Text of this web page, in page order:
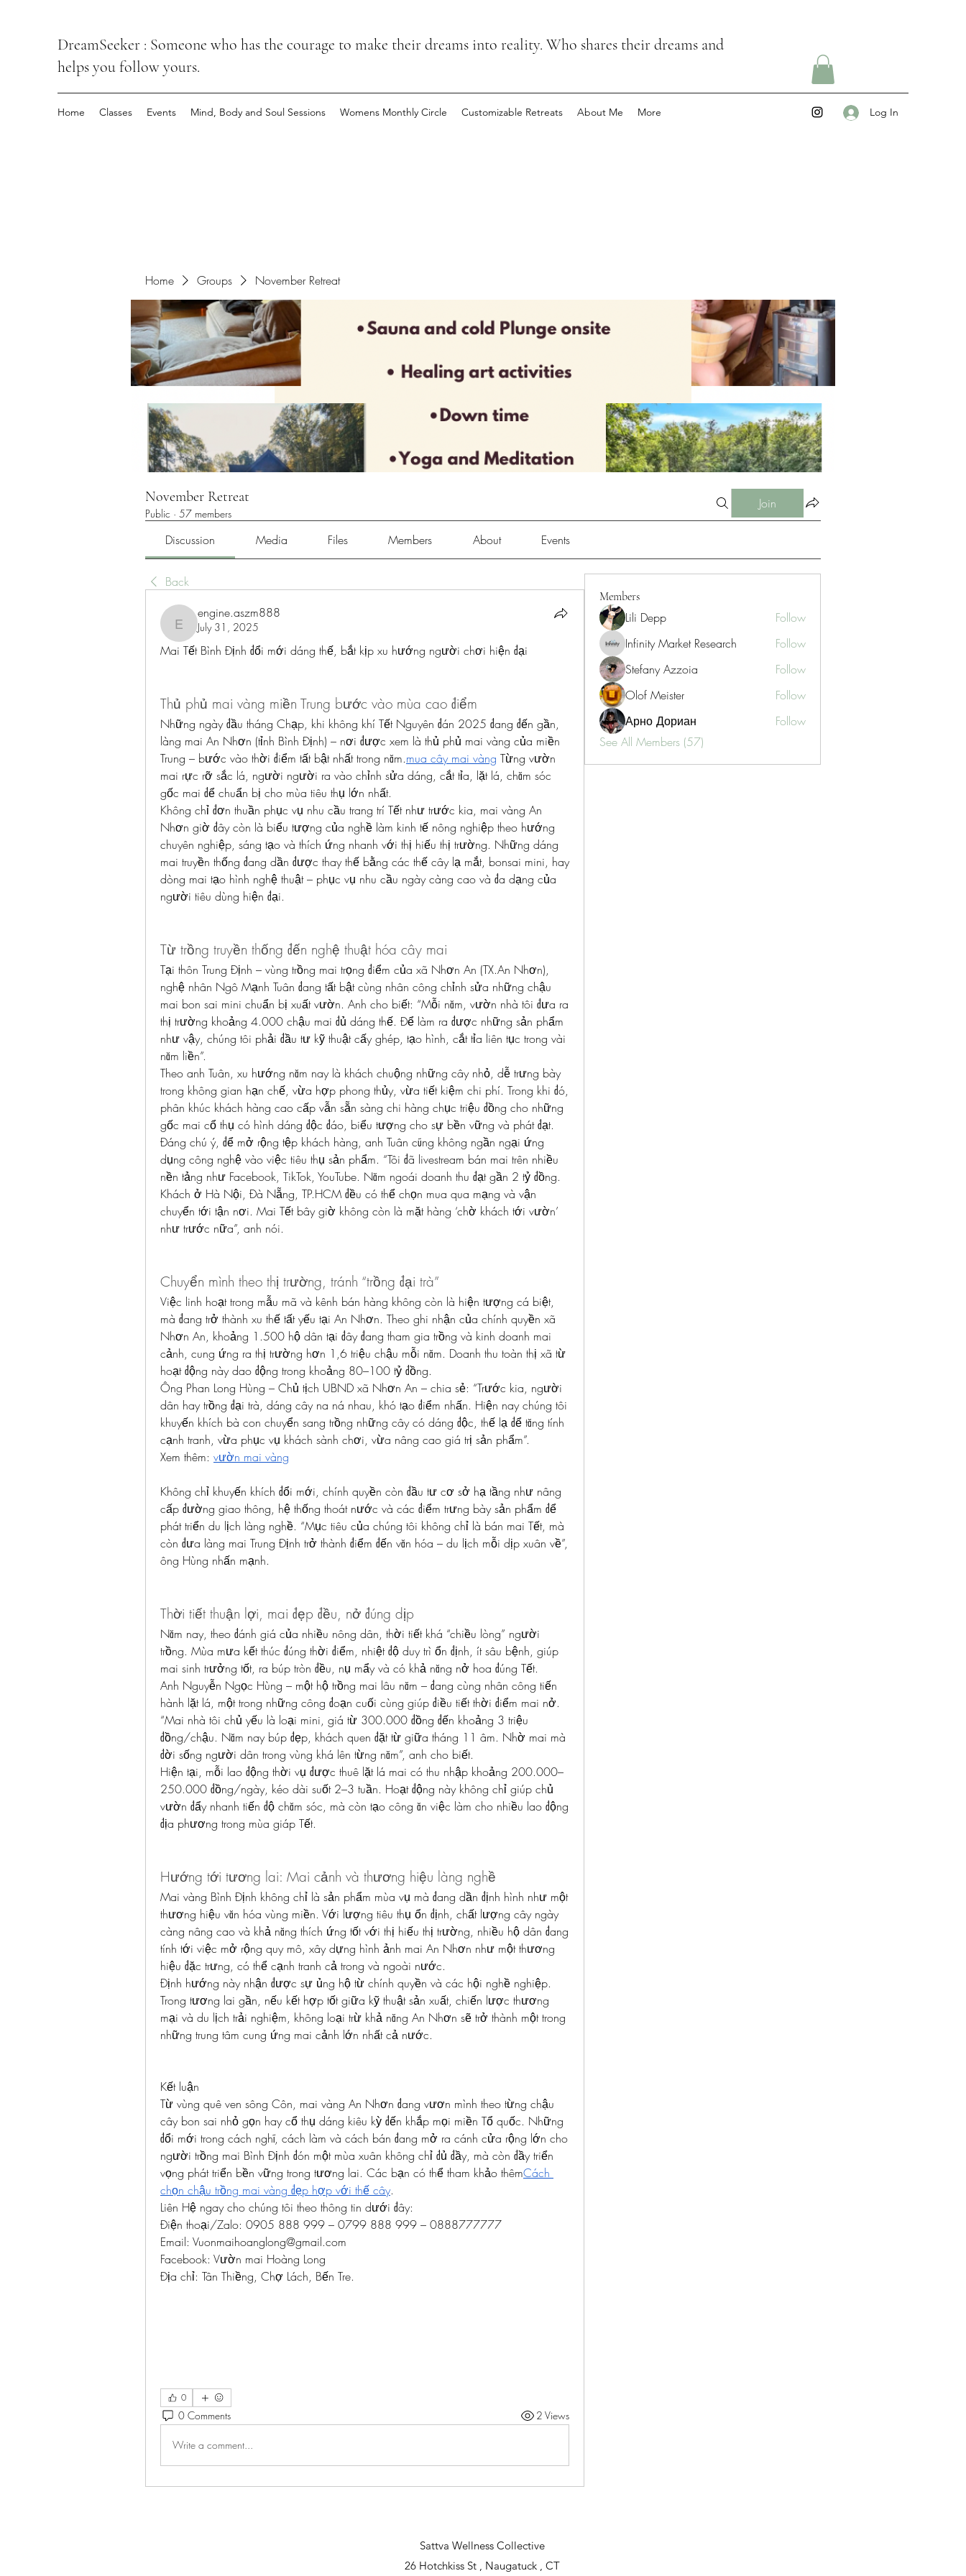
DreamSeeker : Someone who has the courage to make their dreams into reality. Who shares their dreams and
helps you follow yours.
Home Classes Events Mind, Body and Soul Sessions Womens Monthly Circle Customizable Retreats About Me More Log In
Home Groups November Retreat
November Retreat
Public · 57 members
Join
Discussion Media Files Members About Events
Back
engine.aszm888
engine.aszm888
July 31, 2025
Mai Tết Bình Định đổi mới dáng thế, bắt kịp xu hướng người chơi hiện đại
Thủ phủ mai vàng miền Trung bước vào mùa cao điểm
Những ngày đầu tháng Chạp, khi không khí Tết Nguyên đán 2025 đang đến gần,
làng mai An Nhơn (tỉnh Bình Định) – nơi được xem là thủ phủ mai vàng của miền
Trung – bước vào thời điểm tất bật nhất trong năm.mua cây mai vàng Từng vườn
mai rực rỡ sắc lá, người người ra vào chỉnh sửa dáng, cắt tỉa, lặt lá, chăm sóc
gốc mai để chuẩn bị cho mùa tiêu thụ lớn nhất.
Không chỉ đơn thuần phục vụ nhu cầu trang trí Tết như trước kia, mai vàng An
Nhơn giờ đây còn là biểu tượng của nghề làm kinh tế nông nghiệp theo hướng
chuyên nghiệp, sáng tạo và thích ứng nhanh với thị hiếu thị trường. Những dáng
mai truyền thống đang dần được thay thế bằng các thế cây lạ mắt, bonsai mini, hay
dòng mai tạo hình nghệ thuật – phục vụ nhu cầu ngày càng cao và đa dạng của
người tiêu dùng hiện đại.
Từ trồng truyền thống đến nghệ thuật hóa cây mai
Tại thôn Trung Định – vùng trồng mai trọng điểm của xã Nhơn An (TX.An Nhơn),
nghệ nhân Ngô Mạnh Tuân đang tất bật cùng nhân công chỉnh sửa những chậu
mai bon sai mini chuẩn bị xuất vườn. Anh cho biết: “Mỗi năm, vườn nhà tôi đưa ra
thị trường khoảng 4.000 chậu mai đủ dáng thế. Để làm ra được những sản phẩm
như vậy, chúng tôi phải đầu tư kỹ thuật cấy ghép, tạo hình, cắt tỉa liên tục trong vài
năm liền”.
Theo anh Tuân, xu hướng năm nay là khách chuộng những cây nhỏ, dễ trưng bày
trong không gian hạn chế, vừa hợp phong thủy, vừa tiết kiệm chi phí. Trong khi đó,
phân khúc khách hàng cao cấp vẫn sẵn sàng chi hàng chục triệu đồng cho những
gốc mai cổ thụ có hình dáng độc đáo, biểu tượng cho sự bền vững và phát đạt.
Đáng chú ý, để mở rộng tệp khách hàng, anh Tuân cũng không ngần ngại ứng
dụng công nghệ vào việc tiêu thụ sản phẩm. “Tôi đã livestream bán mai trên nhiều
nền tảng như Facebook, TikTok, YouTube. Năm ngoái doanh thu đạt gần 2 tỷ đồng.
Khách ở Hà Nội, Đà Nẵng, TP.HCM đều có thể chọn mua qua mạng và vận
chuyển tới tận nơi. Mai Tết bây giờ không còn là mặt hàng ‘chờ khách tới vườn’
như trước nữa”, anh nói.
Chuyển mình theo thị trường, tránh “trồng đại trà”
Việc linh hoạt trong mẫu mã và kênh bán hàng không còn là hiện tượng cá biệt,
mà đang trở thành xu thế tất yếu tại An Nhơn. Theo ghi nhận của chính quyền xã
Nhơn An, khoảng 1.500 hộ dân tại đây đang tham gia trồng và kinh doanh mai
cảnh, cung ứng ra thị trường hơn 1,6 triệu chậu mỗi năm. Doanh thu toàn thị xã từ
hoạt động này dao động trong khoảng 80–100 tỷ đồng.
Ông Phan Long Hùng – Chủ tịch UBND xã Nhơn An – chia sẻ: “Trước kia, người
dân hay trồng đại trà, dáng cây na ná nhau, khó tạo điểm nhấn. Hiện nay chúng tôi
khuyến khích bà con chuyển sang trồng những cây có dáng độc, thế lạ để tăng tính
cạnh tranh, vừa phục vụ khách sành chơi, vừa nâng cao giá trị sản phẩm”.
Xem thêm: vườn mai vàng
Không chỉ khuyến khích đổi mới, chính quyền còn đầu tư cơ sở hạ tầng như nâng
cấp đường giao thông, hệ thống thoát nước và các điểm trưng bày sản phẩm để
phát triển du lịch làng nghề. “Mục tiêu của chúng tôi không chỉ là bán mai Tết, mà
còn đưa làng mai Trung Định trở thành điểm đến văn hóa – du lịch mỗi dịp xuân về”,
ông Hùng nhấn mạnh.
Thời tiết thuận lợi, mai đẹp đều, nở đúng dịp
Năm nay, theo đánh giá của nhiều nông dân, thời tiết khá “chiều lòng” người
trồng. Mùa mưa kết thúc đúng thời điểm, nhiệt độ duy trì ổn định, ít sâu bệnh, giúp
mai sinh trưởng tốt, ra búp tròn đều, nụ mẩy và có khả năng nở hoa đúng Tết.
Anh Nguyễn Ngọc Hùng – một hộ trồng mai lâu năm – đang cùng nhân công tiến
hành lặt lá, một trong những công đoạn cuối cùng giúp điều tiết thời điểm mai nở.
“Mai nhà tôi chủ yếu là loại mini, giá từ 300.000 đồng đến khoảng 3 triệu
đồng/chậu. Năm nay búp đẹp, khách quen đặt từ giữa tháng 11 âm. Nhờ mai mà
đời sống người dân trong vùng khá lên từng năm”, anh cho biết.
Hiện tại, mỗi lao động thời vụ được thuê lặt lá mai có thu nhập khoảng 200.000–
250.000 đồng/ngày, kéo dài suốt 2–3 tuần. Hoạt động này không chỉ giúp chủ
vườn đẩy nhanh tiến độ chăm sóc, mà còn tạo công ăn việc làm cho nhiều lao động
địa phương trong mùa giáp Tết.
Hướng tới tương lai: Mai cảnh và thương hiệu làng nghề
Mai vàng Bình Định không chỉ là sản phẩm mùa vụ mà đang dần định hình như một
thương hiệu văn hóa vùng miền. Với lượng tiêu thụ ổn định, chất lượng cây ngày
càng nâng cao và khả năng thích ứng tốt với thị hiếu thị trường, nhiều hộ dân đang
tính tới việc mở rộng quy mô, xây dựng hình ảnh mai An Nhơn như một thương
hiệu đặc trưng, có thể cạnh tranh cả trong và ngoài nước.
Định hướng này nhận được sự ủng hộ từ chính quyền và các hội nghề nghiệp.
Trong tương lai gần, nếu kết hợp tốt giữa kỹ thuật sản xuất, chiến lược thương
mại và du lịch trải nghiệm, không loại trừ khả năng An Nhơn sẽ trở thành một trong
những trung tâm cung ứng mai cảnh lớn nhất cả nước.
Kết luận
Từ vùng quê ven sông Côn, mai vàng An Nhơn đang vươn mình theo từng chậu
cây bon sai nhỏ gọn hay cổ thụ dáng kiêu kỳ đến khắp mọi miền Tổ quốc. Những
đổi mới trong cách nghĩ, cách làm và cách bán đang mở ra cánh cửa rộng lớn cho
người trồng mai Bình Định đón một mùa xuân không chỉ đủ đầy, mà còn đầy triển
vọng phát triển bền vững trong tương lai. Các bạn có thể tham khảo thêmCách
chọn chậu trồng mai vàng đẹp hợp với thế cây.
Liên Hệ ngay cho chúng tôi theo thông tin dưới đây:
Điện thoại/Zalo: 0905 888 999 – 0799 888 999 – 0888777777
Email: Vuonmaihoanglong@gmail.com
Facebook: Vườn mai Hoàng Long
Địa chỉ: Tân Thiềng, Chợ Lách, Bến Tre.
0
0 Comments 2 Views
Write a comment...
Members
Lili Depp
Follow
Infinity Market Research
Follow
Stefany Azzoia
Follow
Olof Meister
Follow
Арно Дориан
Follow
See All Members (57)
Sattva Wellness Collective
26 Hotchkiss St , Naugatuck , CT